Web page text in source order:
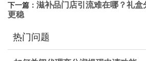
下一篇： 滋补品门店引流难在哪？礼盒
更稳
热门问题